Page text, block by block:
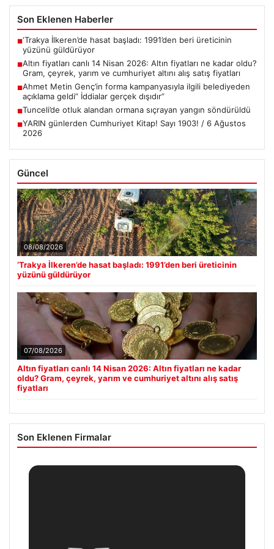
Son Eklenen Haberler
■‘Trakya İlkeren’de hasat başladı: 1991’den beri üreticinin
yüzünü güldürüyor
■Altın fiyatları canlı 14 Nisan 2026: Altın fiyatları ne kadar oldu?
Gram, çeyrek, yarım ve cumhuriyet altını alış satış fiyatları
■Ahmet Metin Genç’in forma kampanyasıyla ilgili belediyeden
açıklama geldi” İddialar gerçek dışıdır”
■Tunceli’de otluk alandan ormana sıçrayan yangın söndürüldü
■YARIN günlerden Cumhuriyet Kitap! Sayı 1903! / 6 Ağustos
2026
Güncel
08/08/2026
‘Trakya İlkeren’de hasat başladı: 1991’den beri üreticinin
yüzünü güldürüyor
07/08/2026
Altın fiyatları canlı 14 Nisan 2026: Altın fiyatları ne kadar
oldu? Gram, çeyrek, yarım ve cumhuriyet altını alış satış
fiyatları
Son Eklenen Firmalar